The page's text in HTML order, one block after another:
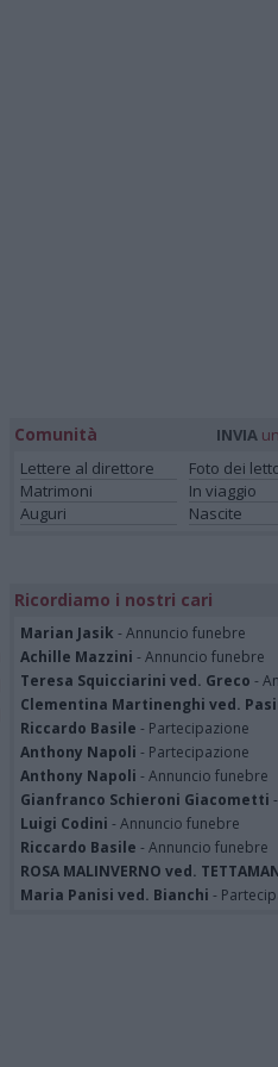
Comunità INVIA
Lettere al direttore
Foto dei
Matrimoni
In viaggio
Auguri
Nascite
Ricordiamo i nostri cari
Marian Jasik - Annuncio funebre
Achille Mazzini - Annuncio funebre
Teresa Squicciarini ved. Greco -
Clementina Martinenghi ved.
Riccardo Basile - Partecipazione
Anthony Napoli - Partecipazione
Anthony Napoli - Annuncio funebre
Gianfranco Schieroni Giacometti
Luigi Codini - Annuncio funebre
Riccardo Basile - Annuncio funebre
ROSA MALINVERNO ved.
Maria Panisi ved. Bianchi -